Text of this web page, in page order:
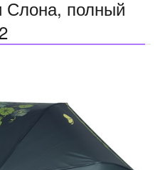
Слона, полный